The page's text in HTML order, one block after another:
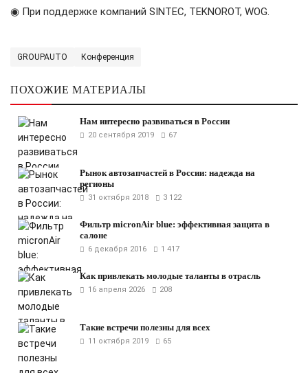
◉ При поддержке компаний SINTEC, TEKNOROT, WOG.
GROUPAUTO Конференция
ПОХОЖИЕ МАТЕРИАЛЫ
Нам интересно развиваться в России
20 сентября 2019 67
Рынок автозапчастей в России: надежда на
регионы
31 октября 2018 3 122
Фильтр micronAir blue: эффективная защита в
салоне
6 декабря 2016 1 417
Как привлекать молодые таланты в отрасль
16 апреля 2026 208
Такие встречи полезны для всех
11 октября 2019 65